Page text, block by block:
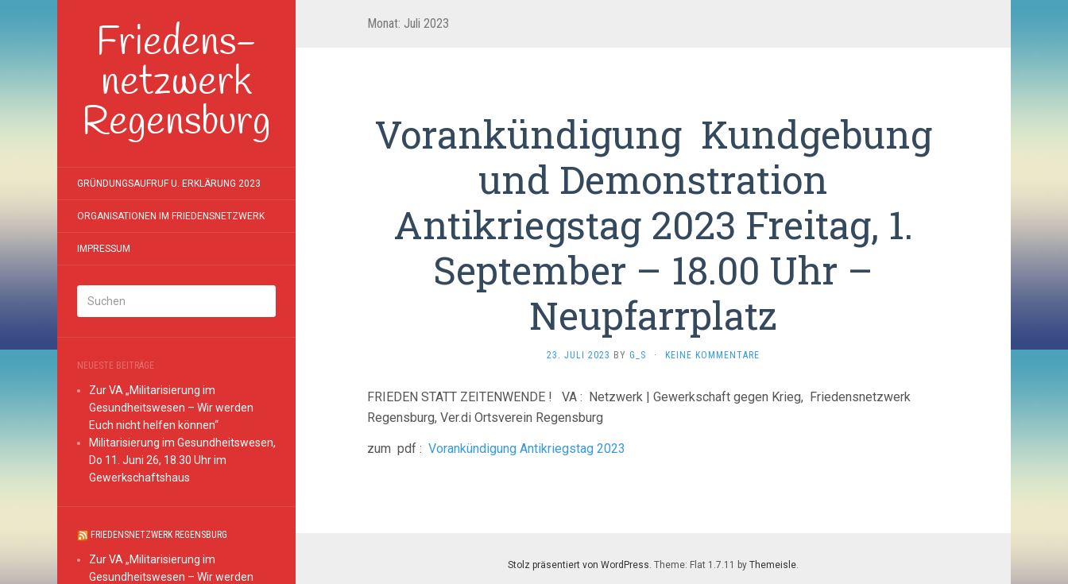
Friedens-
netzwerk
Regensburg
GRÜNDUNGSAUFRUF U. ERKLÄRUNG 2023
ORGANISATIONEN IM FRIEDENSNETZWERK
IMPRESSUM
NEUESTE BEITRÄGE
Zur VA „Militarisierung im
Gesundheitswesen – Wir werden
Euch nicht helfen können“
Militarisierung im Gesundheitswesen,
Do 11. Juni 26, 18.30 Uhr im
Gewerkschaftshaus
FRIEDENSNETZWERK REGENSBURG
Zur VA „Militarisierung im
Gesundheitswesen – Wir werden
Monat: Juli 2023
Vorankündigung Kundgebung
und Demonstration
Antikriegstag 2023 Freitag, 1.
September – 18.00 Uhr –
Neupfarrplatz
23. JULI 2023 BY G_S · KEINE KOMMENTARE
FRIEDEN STATT ZEITENWENDE ! VA : Netzwerk | Gewerkschaft gegen Krieg, Friedensnetzwerk
Regensburg, Ver.di Ortsverein Regensburg
zum pdf : Vorankündigung Antikriegstag 2023
Stolz präsentiert von WordPress. Theme: Flat 1.7.11 by Themeisle.